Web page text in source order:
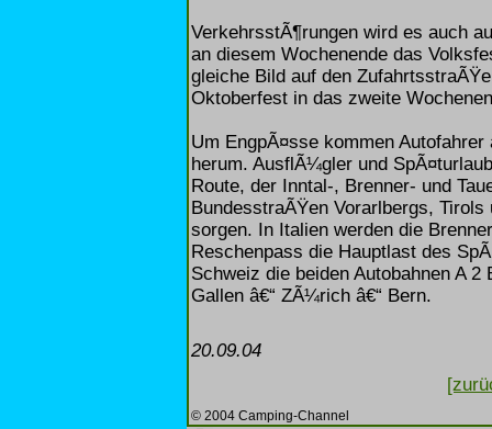
VerkehrsstÃ¶rungen wird es auch
an diesem Wochenende das
gleiche Bild auf den
Oktoberfest in das zweite
Um EngpÃ¤sse kommen
herum. AusflÃ¼gler und
Route, der Inntal-, Brenner- und
BundesstraÃŸen Vorarlbergs,
sorgen. In Italien werden die
Reschenpass die Hauptlast des
Schweiz die beiden Autobahnen A 2
Gallen â€“ ZÃ¼rich â€“ Bern.
20.09.04
© 2004 Camping-Channel